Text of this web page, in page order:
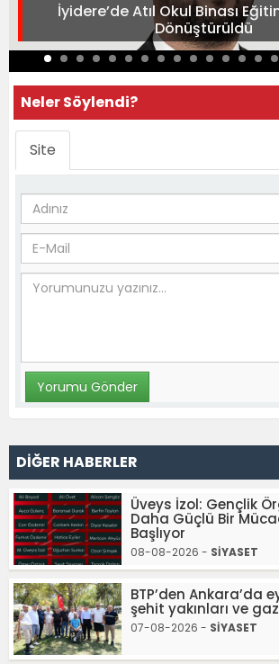
İyidere’de Atıl Okul Binası
Dönüştürüldü
Neler Söylendi?
Site
DİĞER HABERLER
Üveys İzol: Gençlik
Daha Güçlü Bir
Başlıyor
08-08-2026 - SİYASET
BTP’den Ankara’da
şehit yakınları ve
07-08-2026 - SİYASET